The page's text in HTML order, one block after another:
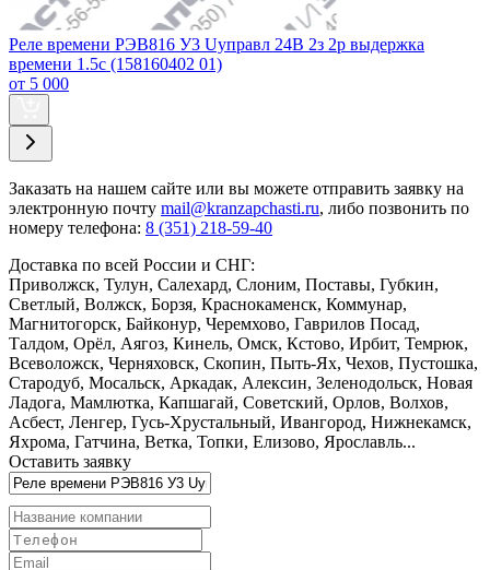
Реле времени РЭВ816 У3 Uуправл 24В 2з 2р выдержка
времени 1.5с (158160402 01)
от 5 000
Заказать на нашем сайте или вы можете отправить заявку на
электронную почту mail@kranzapchasti.ru, либо позвонить по
номеру телефона: 8 (351) 218-59-40
Доставка по всей России и СНГ:
Приволжск, Тулун, Салехард, Слоним, Поставы, Губкин,
Светлый, Волжск, Борзя, Краснокаменск, Коммунар,
Магнитогорск, Байконур, Черемхово, Гаврилов Посад,
Талдом, Орёл, Аягоз, Кинель, Омск, Кстово, Ирбит, Темрюк,
Всеволожск, Черняховск, Скопин, Пыть-Ях, Чехов, Пустошка,
Стародуб, Мосальск, Аркадак, Алексин, Зеленодольск, Новая
Ладога, Мамлютка, Капшагай, Советский, Орлов, Волхов,
Асбест, Ленгер, Гусь-Хрустальный, Ивангород, Нижнекамск,
Яхрома, Гатчина, Ветка, Топки, Елизово, Ярославль...
Оставить заявку